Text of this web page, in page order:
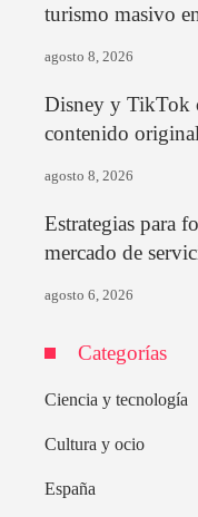
turismo masivo
agosto 8, 2026
Disney y TikTok
contenido
agosto 8, 2026
Estrategias para
mercado de
agosto 6, 2026
Categorías
Ciencia y tecnología
Cultura y ocio
España